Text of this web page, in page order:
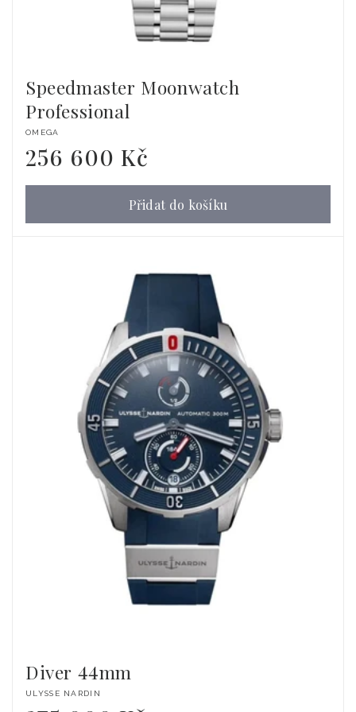
Speedmaster Moonwatch
Professional
Dodavatel:
OMEGA
Běžná
cena
256 600 Kč
Přidat do košíku
Diver 44mm
Dodavatel:
ULYSSE NARDIN